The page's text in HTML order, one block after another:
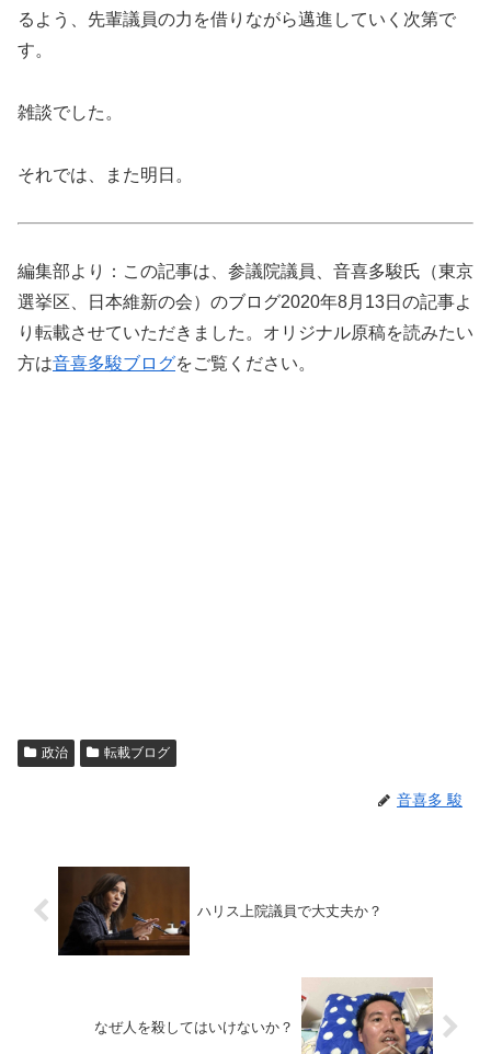
るよう、先輩議員の力を借りながら邁進していく次第で
す。
雑談でした。
それでは、また明日。
編集部より：この記事は、参議院議員、音喜多駿氏（東京
選挙区、日本維新の会）のブログ2020年8月13日の記事よ
り転載させていただきました。オリジナル原稿を読みたい
方は音喜多駿ブログをご覧ください。
政治 転載ブログ
音喜多 駿
ハリス上院議員で大丈夫か？
なぜ人を殺してはいけないか？